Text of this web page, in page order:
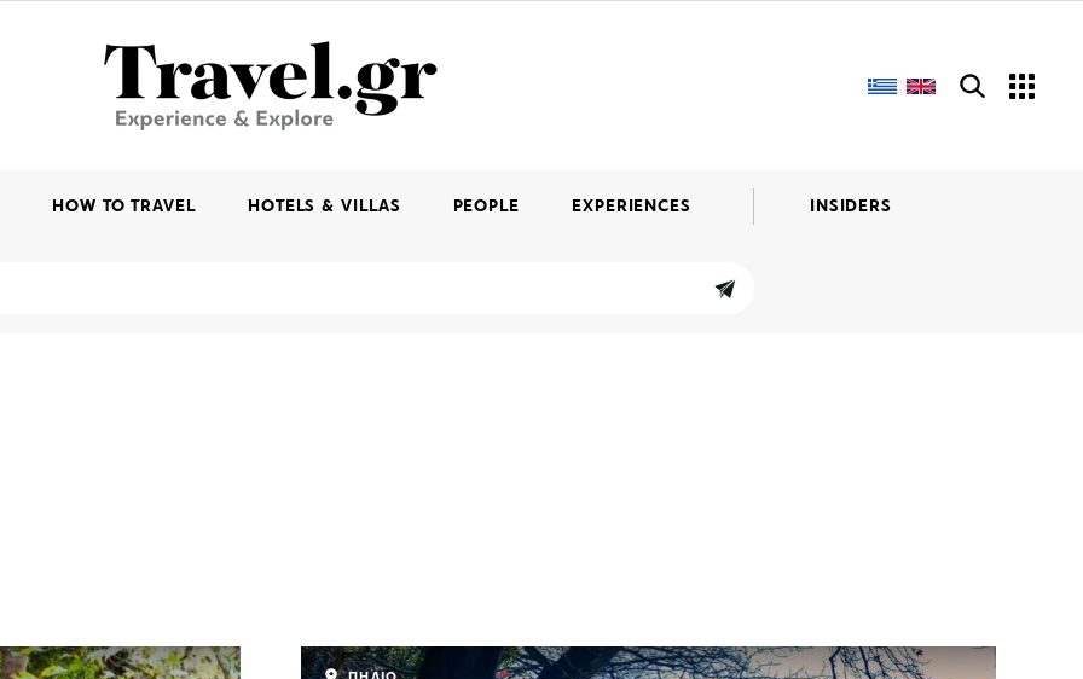
HOW TO TRAVEL HOTELS & VILLAS PEOPLE EXPERIENCES INSIDERS